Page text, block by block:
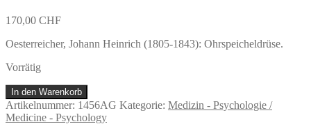
170,00 CHF
Oesterreicher, Johann Heinrich (1805-1843): Ohrspeicheldrüse.
Vorrätig
Oesterreicher,
Johann
Heinrich
In den Warenkorb
Artikelnummer: 1456AG Kategorie: Medizin - Psychologie /
Medicine - Psychology